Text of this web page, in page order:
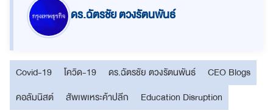
ดร.ฉัตรชัย ตวงรัตนพันธ์
Covid-19 โควิด-19 ดร.ฉัตรชัย ตวงรัตนพันธ์
CEO Blogs
คอลัมนิสต์
สัพเพเหระค้าปลีก Education Disruption